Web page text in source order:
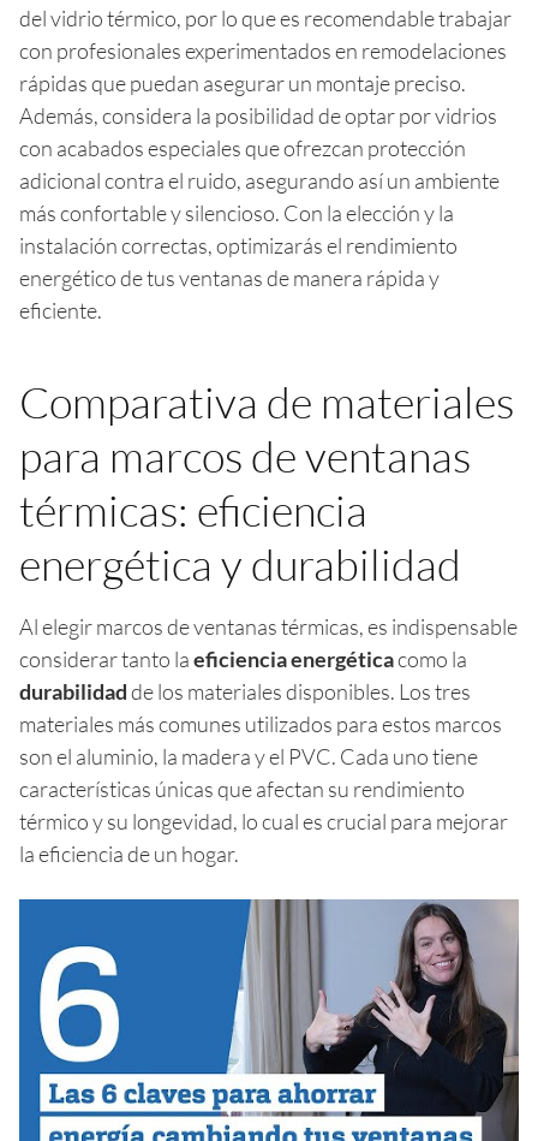
del vidrio térmico, por lo que es recomendable trabajar
con profesionales experimentados en remodelaciones
rápidas que puedan asegurar un montaje preciso.
Además, considera la posibilidad de optar por vidrios
con acabados especiales que ofrezcan protección
adicional contra el ruido, asegurando así un ambiente
más confortable y silencioso. Con la elección y la
instalación correctas, optimizarás el rendimiento
energético de tus ventanas de manera rápida y
eficiente.
Comparativa de materiales
para marcos de ventanas
térmicas: eficiencia
energética y durabilidad
Al elegir marcos de ventanas térmicas, es indispensable
considerar tanto laeficiencia energéticacomo la
durabilidadde los materiales disponibles. Los tres
materiales más comunes utilizados para estos marcos
son el aluminio, la madera y el PVC. Cada uno tiene
características únicas que afectan su rendimiento
térmico y su longevidad, lo cual es crucial para mejorar
la eficiencia de un hogar.